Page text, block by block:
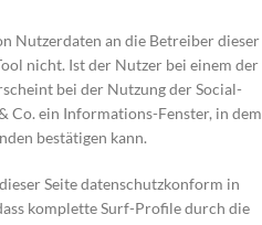
Nutzerdaten an die Betreiber dieser
nicht. Ist der Nutzer bei einem der
bei der Nutzung der Social-
Co. ein Informations-Fenster, in dem
bestätigen kann.
Seite datenschutzkonform in
komplette Surf-Profile durch die